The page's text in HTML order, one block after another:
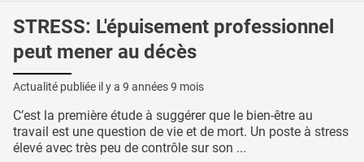
STRESS: L'épuisement professionnel
peut mener au décès
Actualité publiée il y a 9 années 9 mois
C’est la première étude à suggérer que le bien-être au
travail est une question de vie et de mort. Un poste à stress
élevé avec très peu de contrôle sur son ...